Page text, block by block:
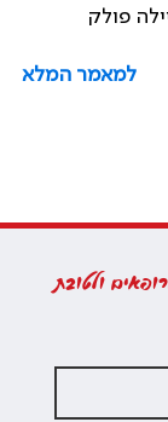
פולק
למאמר המלא
ולטובת